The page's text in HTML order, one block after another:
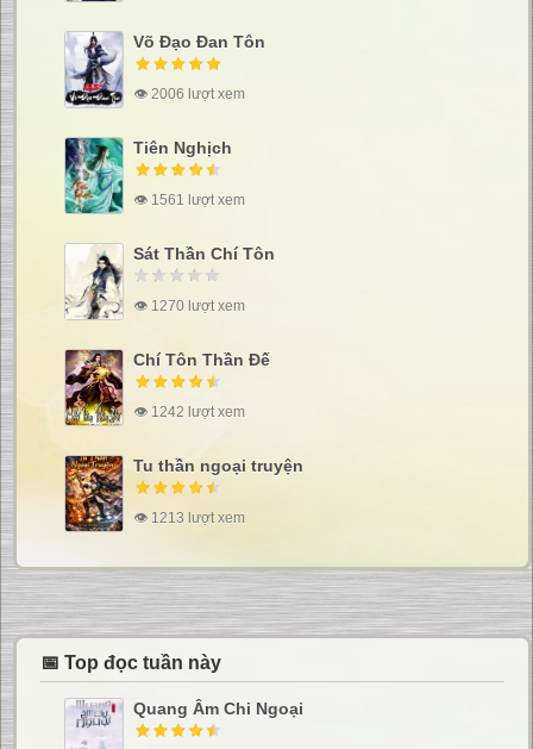
Võ Đạo Đan Tôn
👁 2006 lượt xem
Tiên Nghịch
👁 1561 lượt xem
Sát Thần Chí Tôn
👁 1270 lượt xem
Chí Tôn Thần Đế
👁 1242 lượt xem
Tu thần ngoại truyện
👁 1213 lượt xem
📅 Top đọc tuần này
Quang Âm Chi Ngoại